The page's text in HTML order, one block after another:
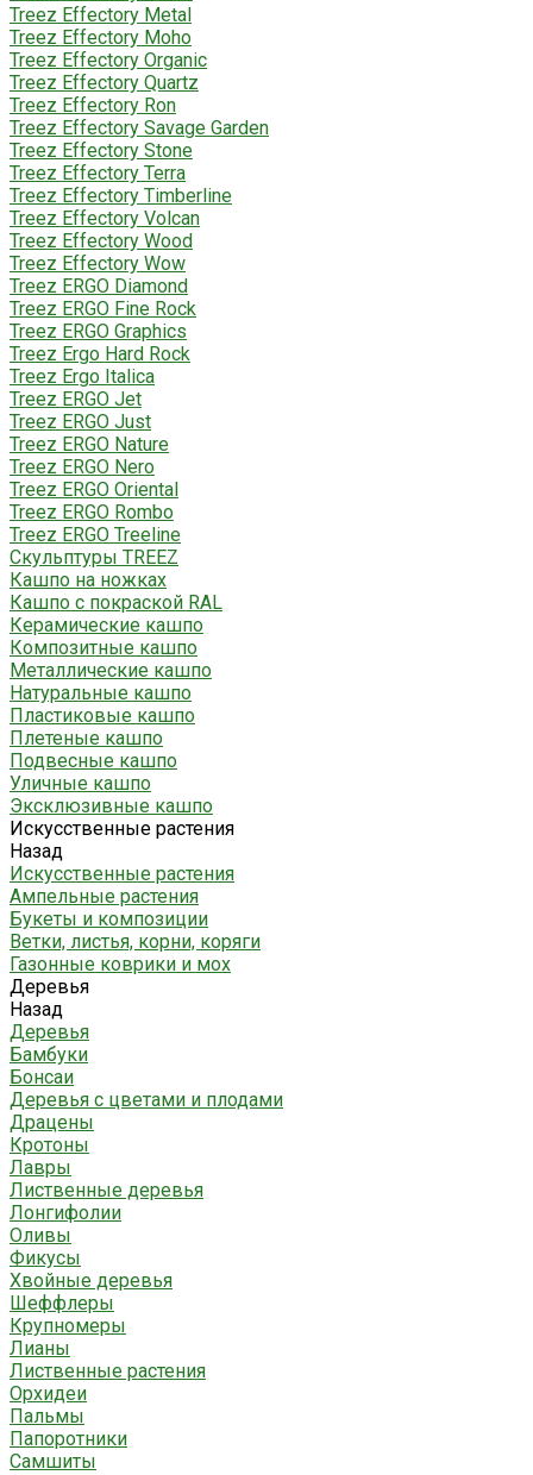
Treez Effectory Metal
Treez Effectory Moho
Treez Effectory Organic
Treez Effectory Quartz
Treez Effectory Ron
Treez Effectory Savage Garden
Treez Effectory Stone
Treez Effectory Terra
Treez Effectory Timberline
Treez Effectory Volcan
Treez Effectory Wood
Treez Effectory Wow
Treez ERGO Diamond
Treez ERGO Fine Rock
Treez ERGO Graphics
Treez Ergo Hard Rock
Treez Ergo Italica
Treez ERGO Jet
Treez ERGO Just
Treez ERGO Nature
Treez ERGO Nero
Treez ERGO Oriental
Treez ERGO Rombo
Treez ERGO Treeline
Скульптуры TREEZ
Кашпо на ножках
Кашпо с покраской RAL
Керамические кашпо
Композитные кашпо
Металлические кашпо
Натуральные кашпо
Пластиковые кашпо
Плетеные кашпо
Подвесные кашпо
Уличные кашпо
Эксклюзивные кашпо
Искусственные растения
Назад
Искусственные растения
Ампельные растения
Букеты и композиции
Ветки, листья, корни, коряги
Газонные коврики и мох
Деревья
Назад
Деревья
Бамбуки
Бонсаи
Деревья с цветами и плодами
Драцены
Кротоны
Лавры
Лиственные деревья
Лонгифолии
Оливы
Фикусы
Хвойные деревья
Шеффлеры
Крупномеры
Лианы
Лиственные растения
Орхидеи
Пальмы
Папоротники
Самшиты